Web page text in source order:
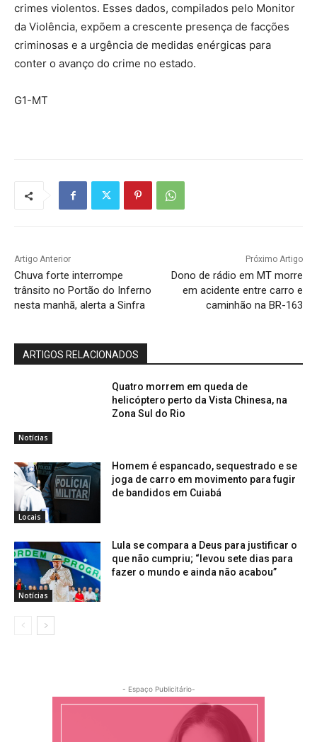
crimes violentos. Esses dados, compilados pelo Monitor
da Violência, expõem a crescente presença de facções
criminosas e a urgência de medidas enérgicas para
conter o avanço do crime no estado.
G1-MT
Artigo Anterior
Chuva forte interrompe
trânsito no Portão do Inferno
nesta manhã, alerta a Sinfra
Próximo Artigo
Dono de rádio em MT morre
em acidente entre carro e
caminhão na BR-163
ARTIGOS RELACIONADOS
Notícias
Quatro morrem em queda de
helicóptero perto da Vista Chinesa, na
Zona Sul do Rio
Locais
Homem é espancado, sequestrado e se
joga de carro em movimento para fugir
de bandidos em Cuiabá
Notícias
Lula se compara a Deus para justificar o
que não cumpriu; “levou sete dias para
fazer o mundo e ainda não acabou”
- Espaço Publicitário-